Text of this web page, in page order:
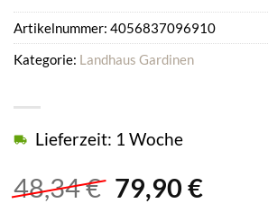
48,34€ 79,90 €
Lieferzeit: 1 Woche
Artikelnummer: 4056837096910
Kategorie: Landhaus Gardinen